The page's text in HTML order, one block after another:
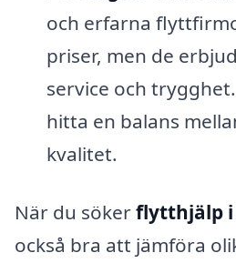
och erfarna
priser, men de
service och
hitta en balans
kvalitet.
När du sökerflytthjälp i
också bra att jämföra